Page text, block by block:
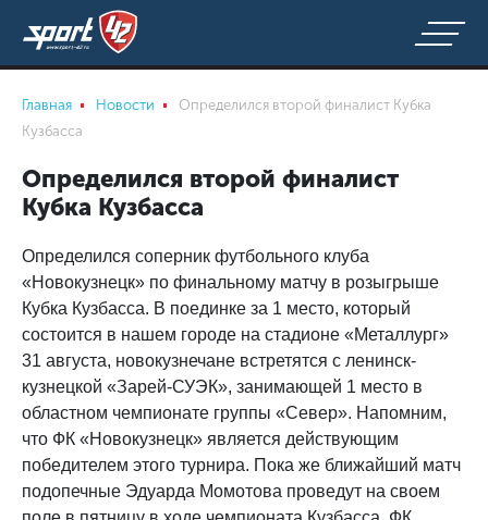
Главная Новости
Определился второй финалист Кубка
Кузбасса
Определился второй финалист
Кубка Кузбасса
Определился соперник футбольного клуба
«Новокузнецк» по финальному матчу в розыгрыше
Кубка Кузбасса. В поединке за 1 место, который
состоится в нашем городе на стадионе «Металлург»
31 августа, новокузнечане встретятся с ленинск-
кузнецкой «Зарей-СУЭК», занимающей 1 место в
областном чемпионате группы «Север». Напомним,
что ФК «Новокузнецк» является действующим
победителем этого турнира. Пока же ближайший матч
подопечные Эдуарда Момотова проведут на своем